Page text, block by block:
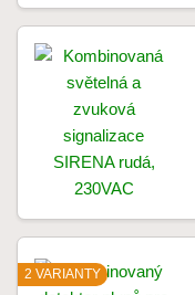
2 VARIANTY